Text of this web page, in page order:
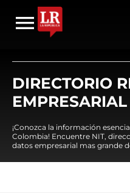
DIRECTORIO
EMPRESARIAL
¡Conozca la información
Colombia! Encuentre NIT,
datos empresarial mas grande